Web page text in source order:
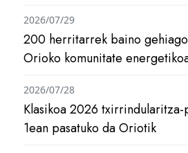
200 herritarrek baino
Orioko komunitate
2026/07/29
Klasikoa 2026
1ean pasatuko da Oriotik
2026/07/28